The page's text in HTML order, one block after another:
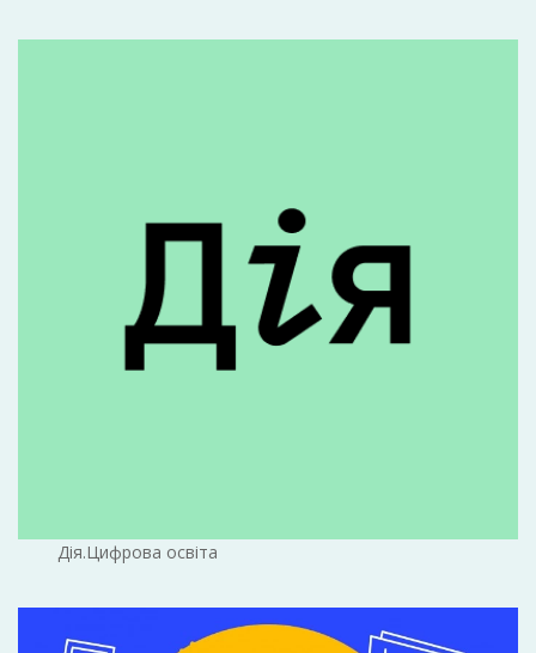
Дія.Цифрова освіта